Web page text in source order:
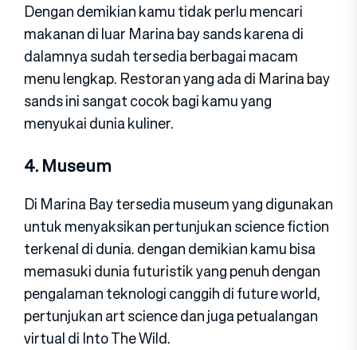
Dengan demikian kamu tidak perlu mencari
makanan di luar Marina bay sands karena di
dalamnya sudah tersedia berbagai macam
menu lengkap. Restoran yang ada di Marina bay
sands ini sangat cocok bagi kamu yang
menyukai dunia kuliner.
4. Museum
Di Marina Bay tersedia museum yang digunakan
untuk menyaksikan pertunjukan science fiction
terkenal di dunia. dengan demikian kamu bisa
memasuki dunia futuristik yang penuh dengan
pengalaman teknologi canggih di future world,
pertunjukan art science dan juga petualangan
virtual di Into The Wild.